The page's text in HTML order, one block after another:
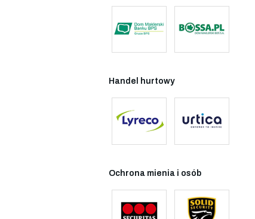
Handel hurtowy
Ochrona mienia i osób